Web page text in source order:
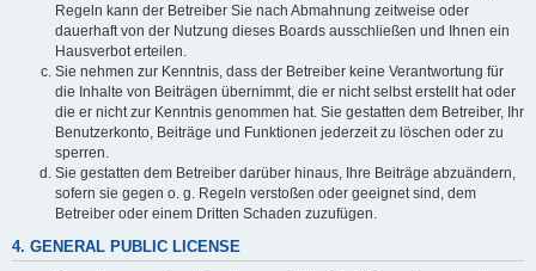
Regeln kann der Betreiber Sie nach Abmahnung zeitweise oder
dauerhaft von der Nutzung dieses Boards ausschließen und Ihnen ein
Hausverbot erteilen.
Sie nehmen zur Kenntnis, dass der Betreiber keine Verantwortung für
die Inhalte von Beiträgen übernimmt, die er nicht selbst erstellt hat oder
die er nicht zur Kenntnis genommen hat. Sie gestatten dem Betreiber, Ihr
Benutzerkonto, Beiträge und Funktionen jederzeit zu löschen oder zu
sperren.
Sie gestatten dem Betreiber darüber hinaus, Ihre Beiträge abzuändern,
sofern sie gegen o. g. Regeln verstoßen oder geeignet sind, dem
Betreiber oder einem Dritten Schaden zuzufügen.
4. GENERAL PUBLIC LICENSE